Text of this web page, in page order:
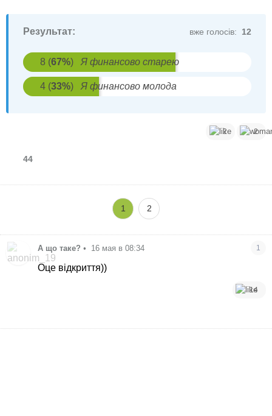
Результат: вже голосів: 12
8 (67%) Я финансово старею
4 (33%) Я финансово молода
2 2
44
1 2
А що таке? • 16 мая в 08:34 1
Оце відкриття))
14